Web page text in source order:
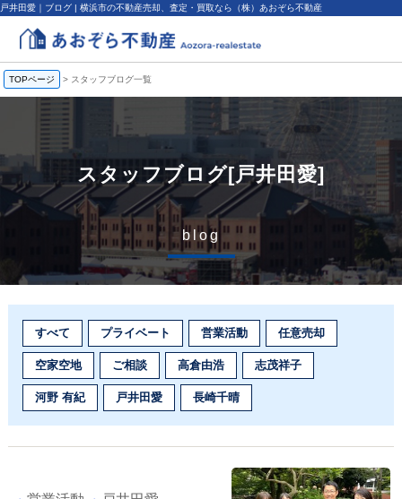
戸井田愛｜ブログ | 横浜市の不動産売却、査定・買取なら（株）あおぞら不動産
TOPページ > スタッフブログ一覧
スタッフブログ[戸井田愛]
blog
すべて プライベート 営業活動 任意売却
空家空地 ご相談 高倉由浩 志茂祥子
河野 有紀 戸井田愛 長崎千晴